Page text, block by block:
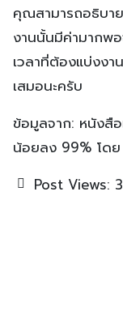
คุณสามารถอธิบา
งานนั้นมีค่ามากพ
เวลาที่ต้องแบ่งงา
เสมอนะครับ
ข้อมูลจาก: หนังสื
น้อยลง 99% โดย
Post Views: